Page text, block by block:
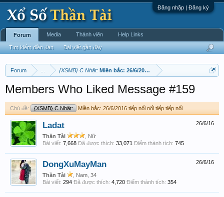
Đăng nhập | Đăng ký
Forum {XSMB} C Nhật: Miền bắc: 26/6/2016 tiếp nối nối tiếp tiếp nối
Members Who Liked Message #159
Chủ đề: {XSMB} C Nhật: Miền bắc: 26/6/2016 tiếp nối nối tiếp tiếp nối
26/6/16
Ladat
Thần Tài
, Nữ
Bài viết: 7,668 Đã được thích: 33,071 Điểm thành tích: 745
26/6/16
DongXuMayMan
Thần Tài
, Nam, 34
Bài viết: 294 Đã được thích: 4,720 Điểm thành tích: 354
Forum
Tìm kiếm diễn đàn Bài viết gần đây
Media Thành viên Help Links